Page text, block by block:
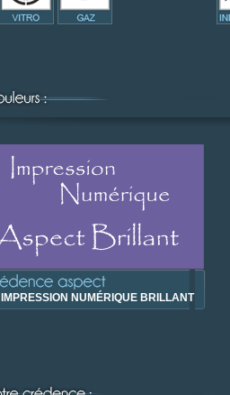
IMPRESSION NUMÉRIQUE BRILLANT